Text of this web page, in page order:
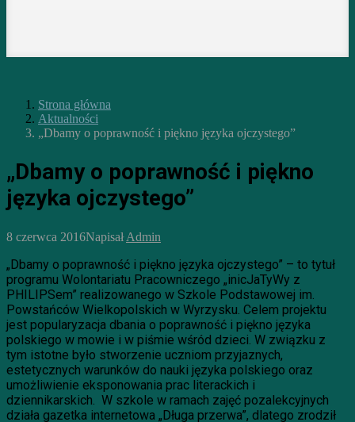
Strona główna
Aktualności
„Dbamy o poprawność i piękno języka ojczystego”
„Dbamy o poprawność i piękno
języka ojczystego”
8 czerwca 2016NapisałAdmin
„Dbamy o poprawność i piękno języka ojczystego” – to tytuł
programu Wolontariatu Pracowniczego „inicJaTyWy z
PHILIPSem” realizowanego w Szkole Podstawowej im.
Powstańców Wielkopolskich w Wyrzysku. Celem projektu
jest popularyzacja dbania o poprawność i piękno języka
polskiego w mowie i w piśmie wśród dzieci. W związku z
tym istotne było stworzenie uczniom przyjaznych,
estetycznych warunków do nauki języka polskiego oraz
umożliwienie eksponowania prac literackich i
dziennikarskich. W szkole w ramach zajęć pozalekcyjnych
działa gazetka internetowa „Długa przerwa”, dlatego zrodził